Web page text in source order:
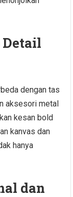
Detail
dengan tas
aksesori metal
kesan bold
kanvas dan
hanya
dan